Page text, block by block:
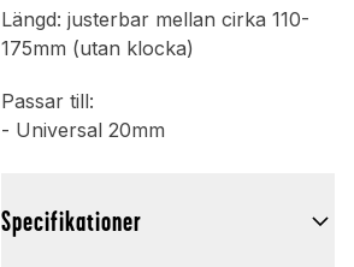
Längd: justerbar mellan cirka 110-
175mm (utan klocka)
Passar till:
- Universal 20mm
Specifikationer